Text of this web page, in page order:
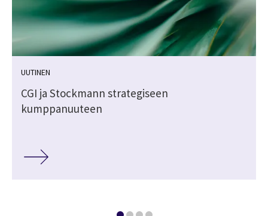
UUTINEN
CGI ja Stockmann strategiseen
kumppanuuteen